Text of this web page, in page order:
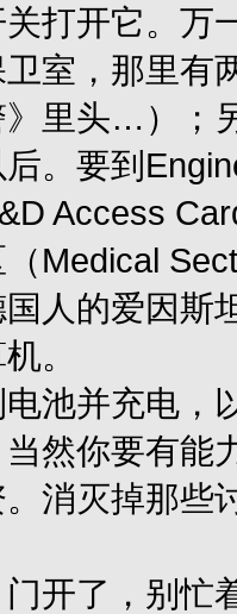
打开它。万
室，那里有
》里头…）；
。要到
Access
Medical
人的爱因斯
。
池并充电，
然你要有能
消灭掉那些
开了，别忙